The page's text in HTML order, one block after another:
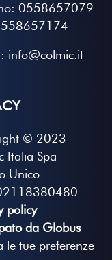
0558657079
info@colmic.it
© 2023
Italia Spa
Unico
policy
da Globus
le tue preferenze